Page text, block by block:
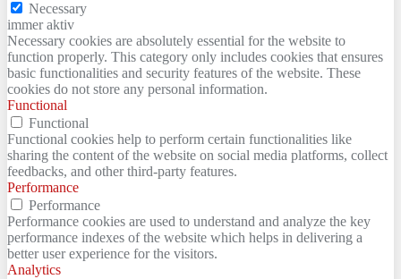
Necessary
immer aktiv
Necessary cookies are absolutely essential for the website to
function properly. This category only includes cookies that ensures
basic functionalities and security features of the website. These
cookies do not store any personal information.
Functional
Functional
Functional cookies help to perform certain functionalities like
sharing the content of the website on social media platforms, collect
feedbacks, and other third-party features.
Performance
Performance
Performance cookies are used to understand and analyze the key
performance indexes of the website which helps in delivering a
better user experience for the visitors.
Analytics